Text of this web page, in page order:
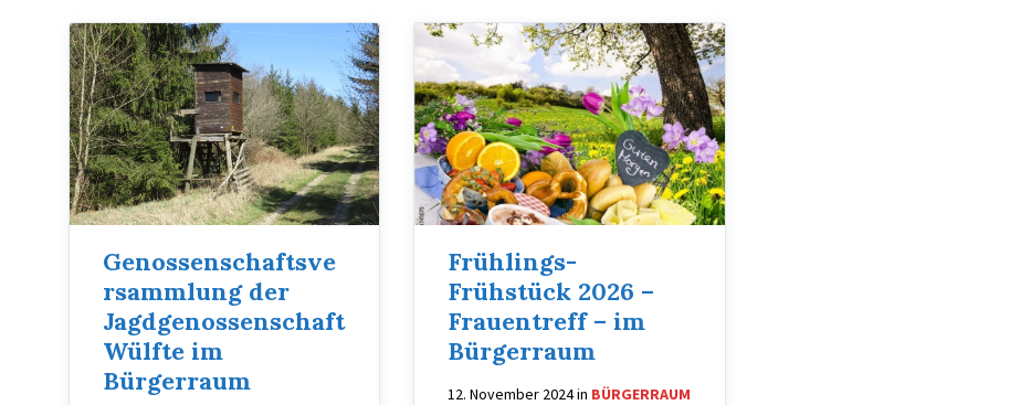
Genossenschaftsve
rsammlung der
Jagdgenossenschaft
Wülfte im
Bürgerraum
Frühlings-
Frühstück 2026 –
Frauentreff – im
Bürgerraum
12. November 2024in BÜRGERRAUM